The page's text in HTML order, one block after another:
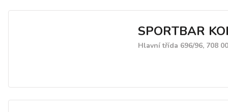
SPORTBAR
Hlavní třída 696/96, 708